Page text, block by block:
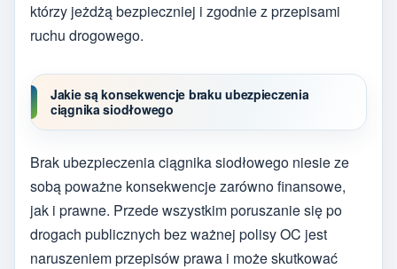
którzy jeżdżą bezpieczniej i zgodnie z przepisami
ruchu drogowego.
Jakie są konsekwencje braku ubezpieczenia
ciągnika siodłowego
Brak ubezpieczenia ciągnika siodłowego niesie ze
sobą poważne konsekwencje zarówno finansowe,
jak i prawne. Przede wszystkim poruszanie się po
drogach publicznych bez ważnej polisy OC jest
naruszeniem przepisów prawa i może skutkować